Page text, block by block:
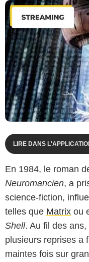
LIRE DANS
En 1984, le roman
Neuromancien, a
science-fiction,
telles que Matrix ou
Shell. Au fil des
plusieurs reprises a
maintes fois sur